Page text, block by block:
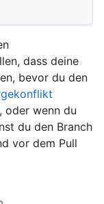
dass deine
bevor du den
oder wenn du
du den Branch
vor dem Pull